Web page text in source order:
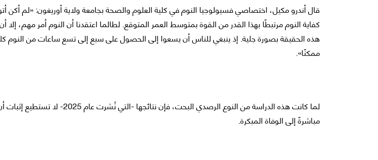
قال أندرو مكيل، اختصاصي فسيولوجيا النوم في كلية العلوم والصحة بجامعة ولاية أوريغون: «لم أكن
كفاية النوم مرتبطًا بهذا القدر من القوة بمتوسط العمر المتوقع. لطالما اعتقدنا أن النوم أمر مهم، إلا
هذه الحقيقة بصورة جلية. إذ ينبغي للناس أن يسعوا إلى الحصول على سبع إلى تسع ساعات من النوم
ممكنًا».
لما كانت هذه الدراسة من النوع الرصدي البحت، فإن نتائجها
مباشرةً إلى الوفاة المبكرة.